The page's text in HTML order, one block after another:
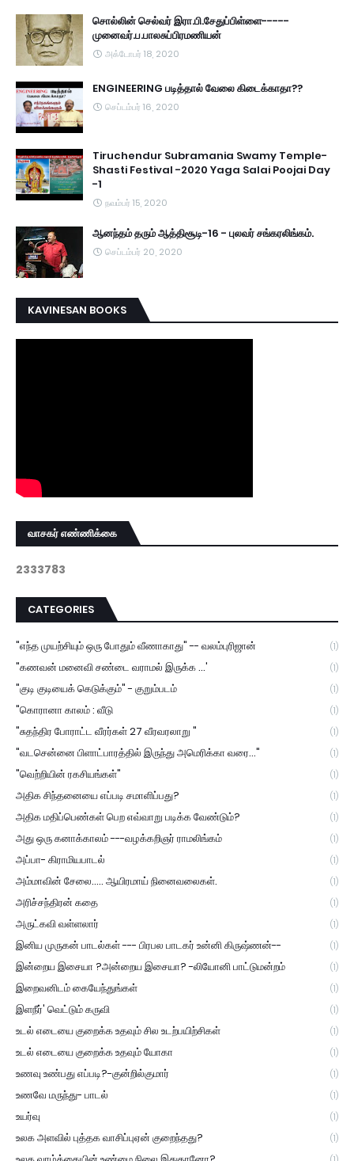
சொல்லின் செல்வர் இரா.பி.சேதுப்பிள்ளை-----
முனைவர்.ப.பாலசுப்பிரமணியன்
அக்டோபர் 18, 2020
ENGINEERING படித்தால் வேலை கிடைக்காதா??
செப்டம்பர் 16, 2020
Tiruchendur Subramania Swamy Temple-
Shasti Festival -2020 Yaga Salai Poojai Day
-1
நவம்பர் 15, 2020
ஆனந்தம் தரும் ஆத்திசூடி-16 - புலவர் சங்கரலிங்கம்.
செப்டம்பர் 20, 2020
KAVINESAN BOOKS
வாசகர் எண்ணிக்கை
2333783
CATEGORIES
"எந்த முயற்சியும் ஒரு போதும் வீணாகாது" -- வலம்புரிஜான் (1)
"கணவன் மனைவி சண்டை வராமல் இருக்க ...' (1)
"குடி குடியைக் கெடுக்கும்" - குறும்படம் (1)
"கொரானா காலம் : வீடு (1)
"சுதந்திர போராட்ட வீரர்கள் 27 வீரவரலாறு " (1)
"வடசென்னை பிளாட்பாரத்தில் இருந்து அமெரிக்கா வரை..." (1)
"வெற்றியின் ரகசியங்கள்" (1)
அதிக சிந்தனையை எப்படி சமாளிப்பது? (1)
அதிக மதிப்பெண்கள் பெற எவ்வாறு படிக்க வேண்டும்? (1)
அது ஒரு கனாக்காலம் ---வழக்கறிஞர் ராமலிங்கம் (1)
அப்பா- கிராமியபாடல் (1)
அம்மாவின் சேலை..... ஆயிரமாய் நினைவலைகள். (1)
அரிச்சந்திரன் கதை (1)
அருட்கவி வள்ளலார் (1)
இனிய முருகன் பாடல்கள் --- பிரபல பாடகர் உன்னி கிருஷ்ணன்-- (1)
இன்றைய இசையா ?அன்றைய இசையா? -லியோனி பாட்டுமன்றம் (1)
இறைவனிடம் கையேந்துங்கள் (1)
இளநீர்' வெட்டும் கருவி (1)
உடல் எடையை குறைக்க உதவும் சில உடற்பயிற்சிகள் (1)
உடல் எடையை குறைக்க உதவும் யோகா (1)
உணவு உண்பது எப்படி?-குன்றில்குமார் (1)
உணவே மருந்து- பாடல் (1)
உயர்வு (1)
உலக அளவில் புத்தக வாசிப்புஏன் குறைந்தது? (1)